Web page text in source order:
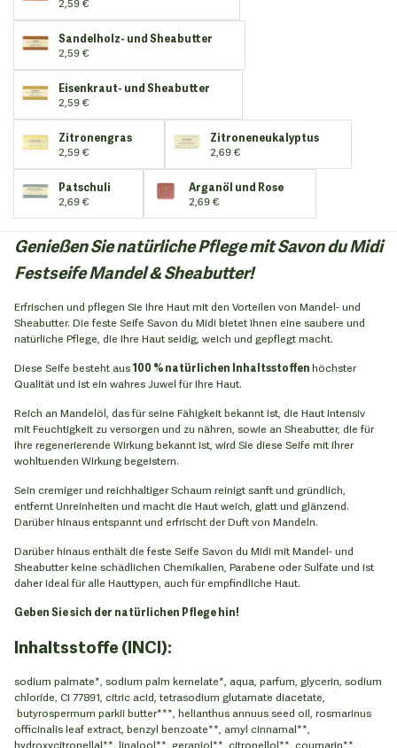
Sandelholz- und Sheabutter
2,59 €
Eisenkraut- und Sheabutter
2,59 €
Zitronengras
2,59 €
Zitroneneukalyptus
2,69 €
Patschuli
2,69 €
Arganöl und Rose
2,69 €
Genießen Sie natürliche Pflege mit Savon du Midi
Festseife Mandel & Sheabutter!
Erfrischen und pflegen Sie Ihre Haut mit den Vorteilen von Mandel- und
Sheabutter. Die feste Seife Savon du Midi bietet Ihnen eine saubere und
natürliche Pflege, die Ihre Haut seidig, weich und gepflegt macht.
Diese Seife besteht aus100 % natürlichen Inhaltsstoffenhöchster
Qualität und ist ein wahres Juwel für Ihre Haut.
Reich an Mandelöl, das für seine Fähigkeit bekannt ist, die Haut intensiv
mit Feuchtigkeit zu versorgen und zu nähren, sowie an Sheabutter, die für
ihre regenerierende Wirkung bekannt ist, wird Sie diese Seife mit ihrer
wohltuenden Wirkung begeistern.
Sein cremiger und reichhaltiger Schaum reinigt sanft und gründlich,
entfernt Unreinheiten und macht die Haut weich, glatt und glänzend.
Darüber hinaus entspannt und erfrischt der Duft von Mandeln.
Darüber hinaus enthält die feste Seife Savon du Midi mit Mandel- und
Sheabutter keine schädlichen Chemikalien, Parabene oder Sulfate und ist
daher ideal für alle Hauttypen, auch für empfindliche Haut.
Geben Sie sich der natürlichen Pflege hin!
Inhaltsstoffe (INCI):
sodium palmate*, sodium palm kernelate*, aqua, parfum, glycerin, sodium
chloride, CI 77891, citric acid, tetrasodium glutamate diacetate,
butyrospermum parkii butter***, helianthus annuus seed oil, rosmarinus
officinalis leaf extract, benzyl benzoate**, amyl cinnamal**,
hydroxycitronellal**, linalool**, geraniol**, citronellol**, coumarin**,